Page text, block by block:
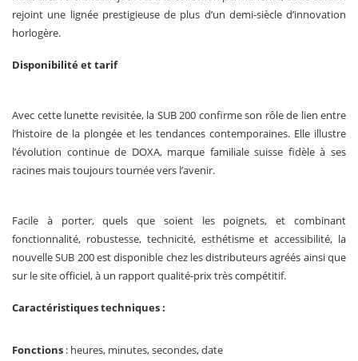
rejoint une lignée prestigieuse de plus d’un demi-siècle d’innovation
horlogère.
Disponibilité et tarif
Avec cette lunette revisitée, la SUB 200 confirme son rôle de lien entre
l’histoire de la plongée et les tendances contemporaines. Elle illustre
l’évolution continue de DOXA, marque familiale suisse fidèle à ses
racines mais toujours tournée vers l’avenir.
Facile à porter, quels que soient les poignets, et combinant
fonctionnalité, robustesse, technicité, esthétisme et accessibilité, la
nouvelle SUB 200 est disponible chez les distributeurs agréés ainsi que
sur le site officiel, à un rapport qualité-prix très compétitif.
Caractéristiques techniques :
Fonctions : heures, minutes, secondes, date